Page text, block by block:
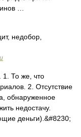
…
недобор,
То же, что
2. Отсутствие
обнаруженное
недостачу.
деньги).&#8230;